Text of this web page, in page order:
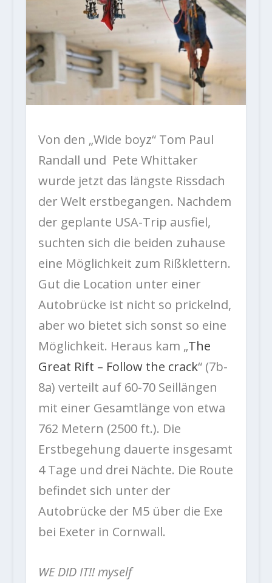
Von den „Wide boyz“ Tom Paul
Randall und Pete Whittaker
wurde jetzt das längste Rissdach
der Welt erstbegangen. Nachdem
der geplante USA-Trip ausfiel,
suchten sich die beiden zuhause
eine Möglichkeit zum Rißklettern.
Gut die Location unter einer
Autobrücke ist nicht so prickelnd,
aber wo bietet sich sonst so eine
Möglichkeit. Heraus kam „The
Great Rift – Follow the crack“ (7b-
8a) verteilt auf 60-70 Seillängen
mit einer Gesamtlänge von etwa
762 Metern (2500 ft.). Die
Erstbegehung dauerte insgesamt
4 Tage und drei Nächte. Die Route
befindet sich unter der
Autobrücke der M5 über die Exe
bei Exeter in Cornwall.
WE DID IT!! myself